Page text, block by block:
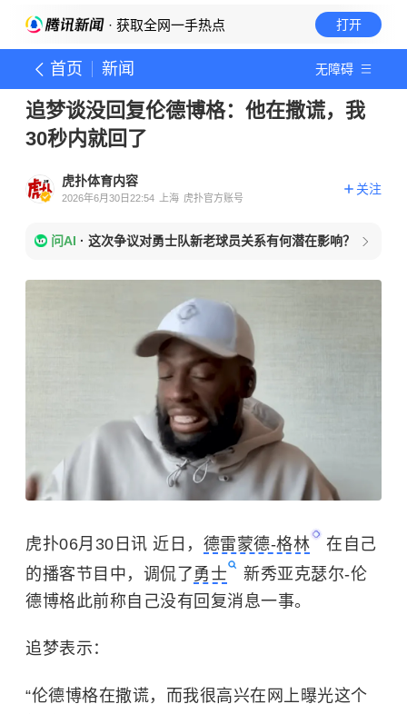
· 获取全网一手热点 打开
首页 新闻 无障碍
追梦谈没回复伦德博格：他在撒谎，我
30秒内就回了
虎扑体育内容
2026年6月30日22:54 上海 虎扑官方账号
关注
问AI · 这次争议对勇士队新老球员关系有何潜在影响？
虎扑06月30日讯 近日， 德雷蒙德-格林
在自己
的播客节目中，调侃了 勇士
新秀亚克瑟尔-伦
德博格此前称自己没有回复消息一事。
追梦表示：
“伦德博格在撒谎，而我很高兴在网上曝光这个